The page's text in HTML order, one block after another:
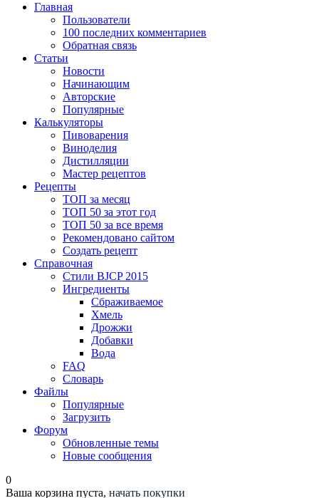
Главная
Пользователи
100 последних комментариев
Обратная связь
Статьи
Новости
Начинающим
Авторские
Популярные
Калькуляторы
Пивоварения
Виноделия
Дистилляции
Мастер рецептов
Рецепты
ТОП за месяц
ТОП 50 за этот год
ТОП 50 за все время
Рекомендовано сайтом
Создать рецепт
Справочная
Стили BJCP 2015
Ингредиенты
Сбраживаемое
Хмель
Дрожжи
Добавки
Вода
FAQ
Словарь
Файлы
Популярные
Загрузить
Форум
Обновленные темы
Новые сообщения
0
Ваша корзина пуста, начать покупки